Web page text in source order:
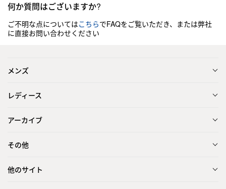
何か質問はございますか?
ご不明な点についてはこちらでFAQをご覧いただき、または弊社
に直接お問い合わせください
メンズ
レディース
アーカイブ
その他
他のサイト